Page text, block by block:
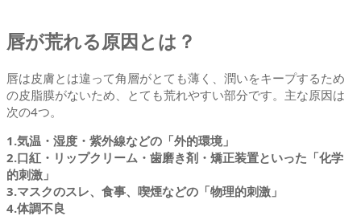
唇が荒れる原因とは？
唇は皮膚とは違って角層がとても薄く、潤いをキープするため
の皮脂膜がないため、とても荒れやすい部分です。主な原因は
次の4つ。
1.気温・湿度・紫外線などの「外的環境」
2.口紅・リップクリーム・歯磨き剤・矯正装置といった「化学
的刺激」
3.マスクのスレ、食事、喫煙などの「物理的刺激」
4.体調不良